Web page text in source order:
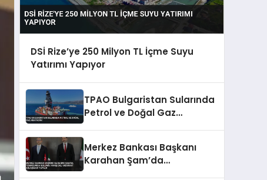
DSİ Rize’ye 250 Milyon TL İçme Suyu
Yatırımı Yapıyor
TPAO Bulgaristan Sularında
Petrol ve Doğal Gaz
Merkez Bankası Başkanı
Karahan Şam’da